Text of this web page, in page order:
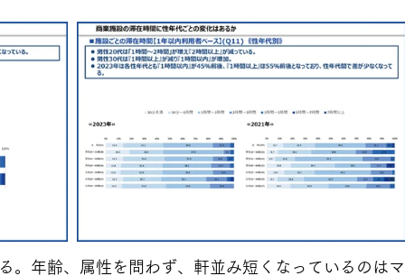
。年齢、属性を問わず、軒並み短くなっているのはマ